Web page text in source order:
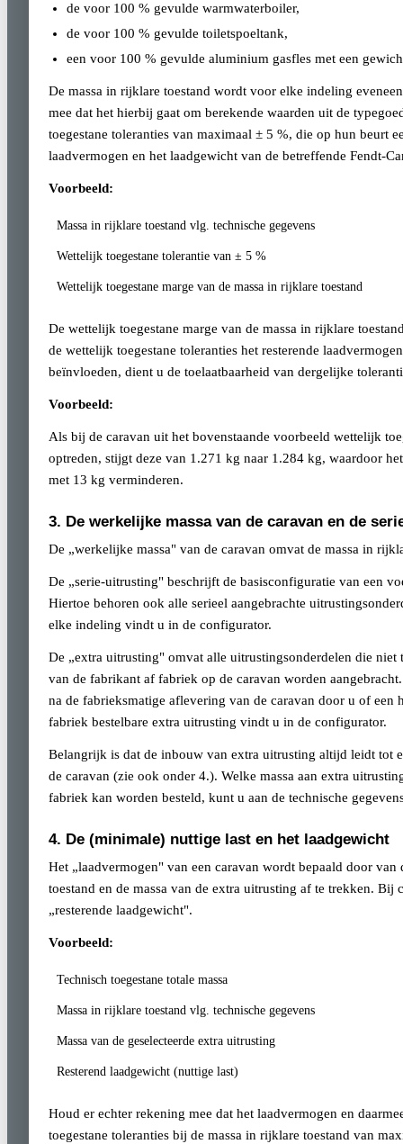
de voor 100 % gevulde warmwaterboiler,
de voor 100 % gevulde toiletspoeltank,
een voor 100 % gevulde aluminium gasfles met een
De massa in rijklare toestand wordt voor elke indeling
mee dat het hierbij gaat om berekende waarden uit de
toegestane toleranties van maximaal ± 5 %, die op hun beurt
laadvermogen en het laadgewicht van de betreffende Fendt-
Voorbeeld:
Massa in rijklare toestand vlg. technische gegevens
Wettelijk toegestane tolerantie van ± 5 %
Wettelijk toegestane marge van de massa in rijklare toestand
De wettelijk toegestane marge van de massa in rijklare
de wettelijk toegestane toleranties het resterende
beïnvloeden, dient u de toelaatbaarheid van dergelijke
Voorbeeld:
Als bij de caravan uit het bovenstaande voorbeeld wettelijk
optreden, stijgt deze van 1.271 kg naar 1.284 kg, waardoor
met 13 kg verminderen.
3. De werkelijke massa van de caravan en de
De „werkelijke massa" van de caravan omvat de massa in
De „serie-uitrusting" beschrijft de basisconfiguratie van een
Hiertoe behoren ook alle serieel aangebrachte
elke indeling vindt u in de configurator.
De „extra uitrusting" omvat alle uitrustingsonderdelen die
van de fabrikant af fabriek op de caravan worden
na de fabrieksmatige aflevering van de caravan door u of
fabriek bestelbare extra uitrusting vindt u in de configurator.
Belangrijk is dat de inbouw van extra uitrusting altijd leidt tot
de caravan (zie ook onder 4.). Welke massa aan extra
fabriek kan worden besteld, kunt u aan de technische
4. De (minimale) nuttige last en het laadgewicht
Het „laadvermogen" van een caravan wordt bepaald door van
toestand en de massa van de extra uitrusting af te trekken.
„resterende laadgewicht".
Voorbeeld:
Technisch toegestane totale massa
Massa in rijklare toestand vlg. technische gegevens
Massa van de geselecteerde extra uitrusting
Resterend laadgewicht (nuttige last)
Houd er echter rekening mee dat het laadvermogen en
toegestane toleranties bij de massa in rijklare toestand van